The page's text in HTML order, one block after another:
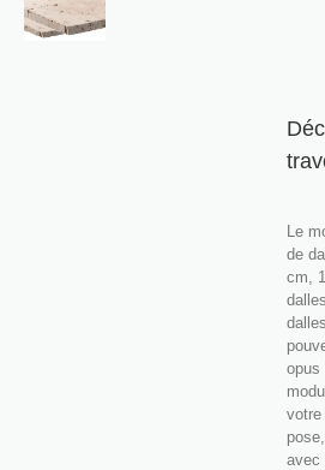
Le
de
cm,
opus
votre
avec